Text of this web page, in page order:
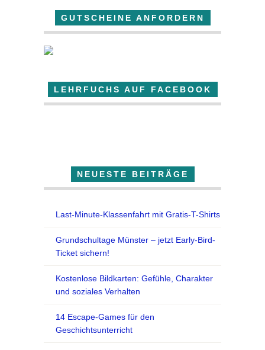
GUTSCHEINE ANFORDERN
LEHRFUCHS AUF FACEBOOK
NEUESTE BEITRÄGE
Last-Minute-Klassenfahrt mit Gratis-T-Shirts
Grundschultage Münster – jetzt Early-Bird-
Ticket sichern!
Kostenlose Bildkarten: Gefühle, Charakter
und soziales Verhalten
14 Escape-Games für den
Geschichtsunterricht